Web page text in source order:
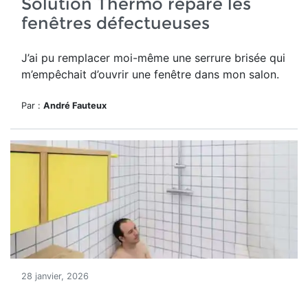
fenêtres défectueuses
J’ai pu remplacer moi-même une serrure brisée qui
m’empêchait d’ouvrir une fenêtre dans mon salon.
Par : André Fauteux
28 janvier, 2026